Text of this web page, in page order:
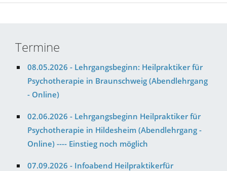
Termine
08.05.2026 - Lehrgangsbeginn: Heilpraktiker für
Psychotherapie in Braunschweig (Abendlehrgang
- Online)
02.06.2026 - Lehrgangsbeginn Heilpraktiker für
Psychotherapie in Hildesheim (Abendlehrgang -
Online) ---- Einstieg noch möglich
07.09.2026 - Infoabend Heilpraktikerfür